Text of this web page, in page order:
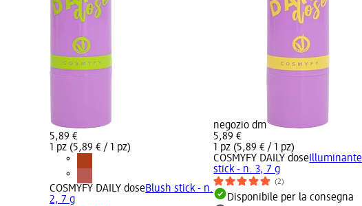
5,89 €
1 pz (5,89 € / 1 pz)
COSMYFY DAILY doseBlush stick - n.
2, 7 g
negozio dm
5,89 €
1 pz (5,89 € / 1 pz)
COSMYFY DAILY dose Illuminante
stick - n. 3, 7 g
(2)
Disponibile per la consegna